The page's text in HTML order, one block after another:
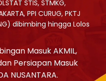
STIS, STMKG,
PPI CURUG, PKTJ
dibimbing hingga Lolos
Masuk AKMIL,
Persiapan Masuk
NUSANTARA.